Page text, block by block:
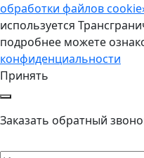
обработки файлов
используется
подробнее можете
конфиденциальности
Принять
Заказать обратный